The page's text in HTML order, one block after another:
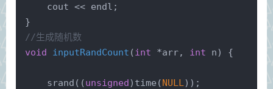
    cout << endl;
}
//生成随机数
void
inputRandCount (int *arr, int n) {
srand ((unsigned) time (NULL));